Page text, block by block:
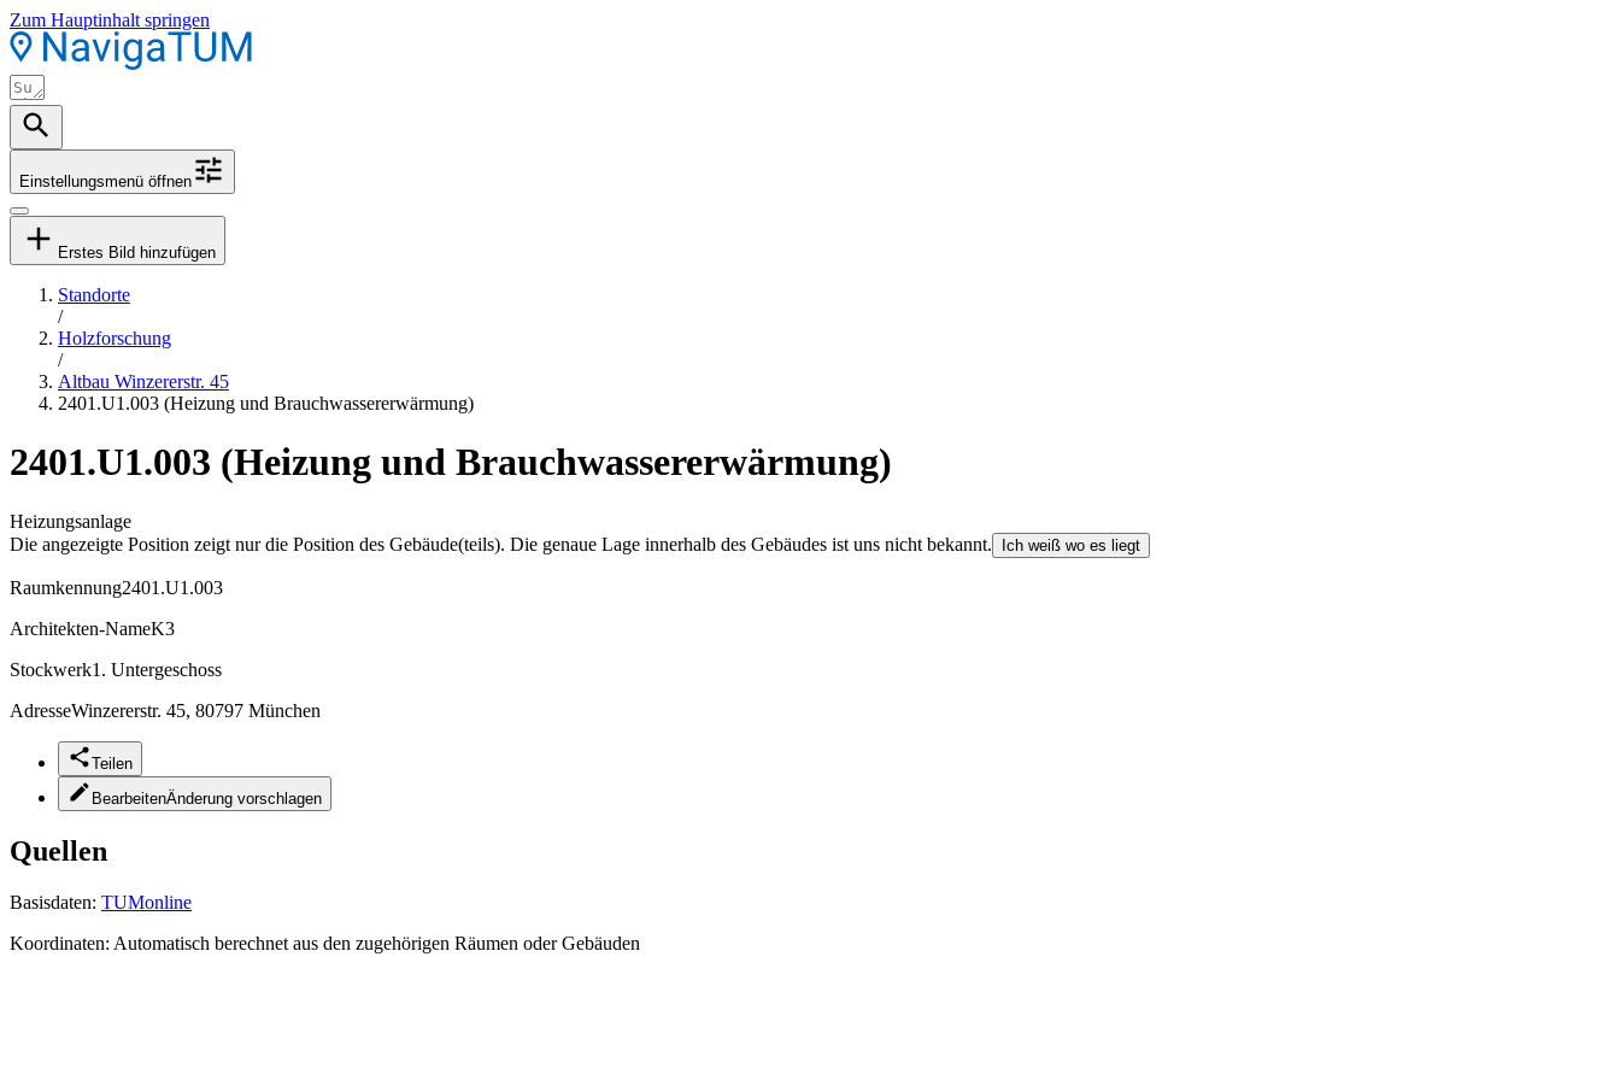
Zum Hauptinhalt springen
Einstellungsmenü öffnen
Erstes Bild hinzufügen
Standorte
/
Holzforschung
/
Altbau Winzererstr. 45
2401.U1.003 (Heizung und Brauchwassererwärmung)
2401.U1.003 (Heizung und Brauchwassererwärmung)
Heizungsanlage
Die angezeigte Position zeigt nur die Position des Gebäude(teils). Die genaue Lage innerhalb des Gebäudes ist uns nicht bekannt.
Ich weiß wo es liegt
Raumkennung2401.U1.003
Architekten-NameK3
Stockwerk1. Untergeschoss
AdresseWinzererstr. 45, 80797 München
Teilen
BearbeitenÄnderung vorschlagen
Quellen
Basisdaten: TUMonline
Koordinaten: Automatisch berechnet aus den zugehörigen Räumen oder Gebäuden